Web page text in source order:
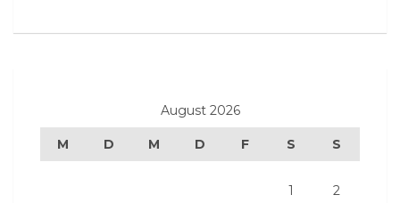
August 2026
M D M D F S S
1 2